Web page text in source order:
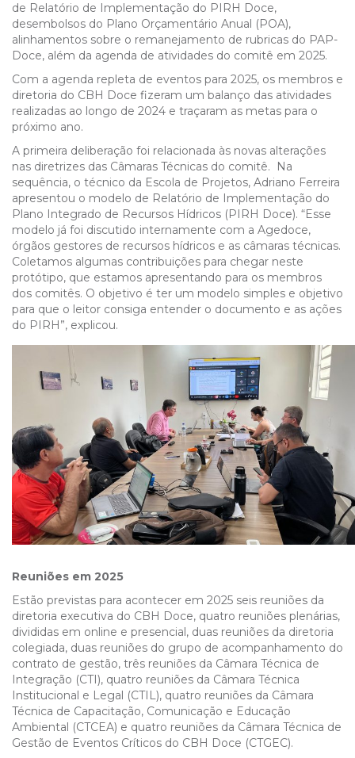
de Relatório de Implementação do PIRH Doce,
desembolsos do Plano Orçamentário Anual (POA),
alinhamentos sobre o remanejamento de rubricas do PAP-
Doce, além da agenda de atividades do comitê em 2025.
Com a agenda repleta de eventos para 2025, os membros e
diretoria do CBH Doce fizeram um balanço das atividades
realizadas ao longo de 2024 e traçaram as metas para o
próximo ano.
A primeira deliberação foi relacionada às novas alterações
nas diretrizes das Câmaras Técnicas do comitê. Na
sequência, o técnico da Escola de Projetos, Adriano Ferreira
apresentou o modelo de Relatório de Implementação do
Plano Integrado de Recursos Hídricos (PIRH Doce). “Esse
modelo já foi discutido internamente com a Agedoce,
órgãos gestores de recursos hídricos e as câmaras técnicas.
Coletamos algumas contribuições para chegar neste
protótipo, que estamos apresentando para os membros
dos comitês. O objetivo é ter um modelo simples e objetivo
para que o leitor consiga entender o documento e as ações
do PIRH”, explicou.
Reuniões em 2025
Estão previstas para acontecer em 2025 seis reuniões da
diretoria executiva do CBH Doce, quatro reuniões plenárias,
divididas em online e presencial, duas reuniões da diretoria
colegiada, duas reuniões do grupo de acompanhamento do
contrato de gestão, três reuniões da Câmara Técnica de
Integração (CTI), quatro reuniões da Câmara Técnica
Institucional e Legal (CTIL), quatro reuniões da Câmara
Técnica de Capacitação, Comunicação e Educação
Ambiental (CTCEA) e quatro reuniões da Câmara Técnica de
Gestão de Eventos Críticos do CBH Doce (CTGEC).